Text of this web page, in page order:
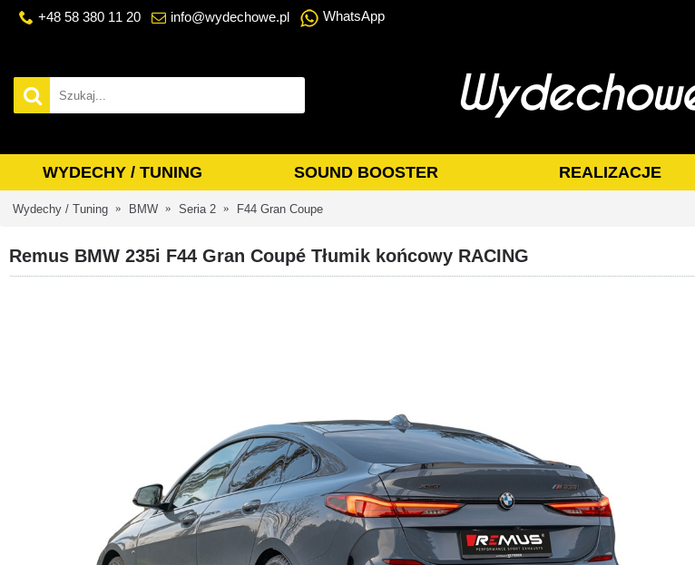
+48 58 380 11 20 info@wydechowe.pl WhatsApp
WYDECHY / TUNING SOUND BOOSTER REALIZACJE
Wydechy / Tuning BMW Seria 2 F44 Gran Coupe
Remus BMW 235i F44 Gran Coupé Tłumik końcowy RACING